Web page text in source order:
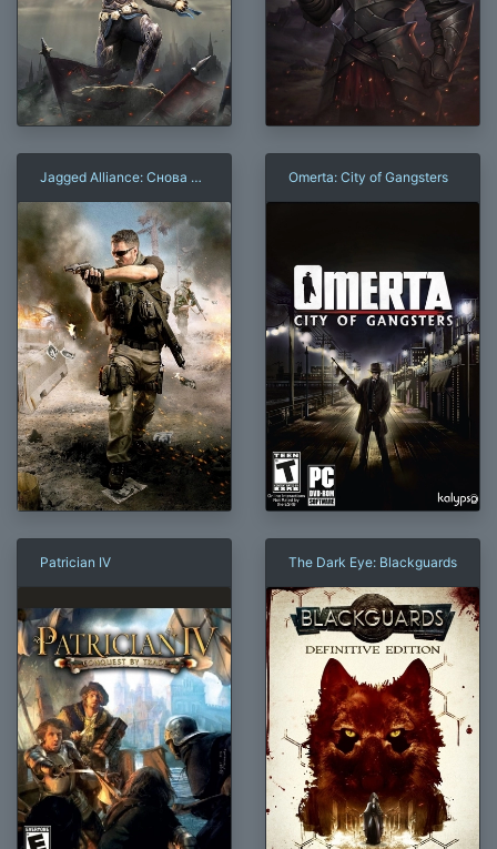
Jagged Alliance: Снова в
Omerta: City of Gangsters
Patrician IV The Dark Eye: Blackguards